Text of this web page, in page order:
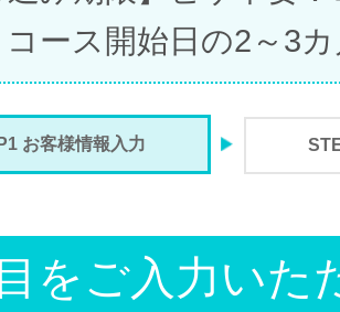
コース開始日の2～3
お客様情報入力
をご入力いた